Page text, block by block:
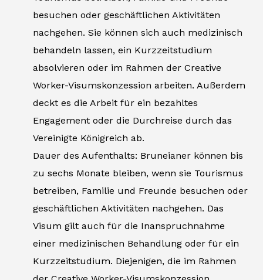
besuchen oder geschäftlichen Aktivitäten
nachgehen. Sie können sich auch medizinisch
behandeln lassen, ein Kurzzeitstudium
absolvieren oder im Rahmen der Creative
Worker-Visumskonzession arbeiten. Außerdem
deckt es die Arbeit für ein bezahltes
Engagement oder die Durchreise durch das
Vereinigte Königreich ab.
Dauer des Aufenthalts: Bruneianer können bis
zu sechs Monate bleiben, wenn sie Tourismus
betreiben, Familie und Freunde besuchen oder
geschäftlichen Aktivitäten nachgehen. Das
Visum gilt auch für die Inanspruchnahme
einer medizinischen Behandlung oder für ein
Kurzzeitstudium. Diejenigen, die im Rahmen